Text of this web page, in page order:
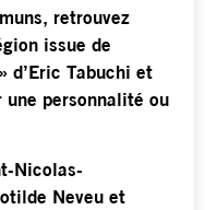
retrouvez
issue de
d’Eric Tabuchi et
une personnalité ou
Nicolas-
Neveu et